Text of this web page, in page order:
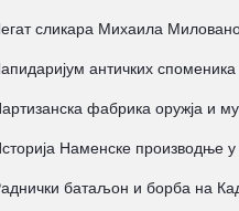
сликара Михаила
античких споменика
фабрика оружја и
Наменске производње
батаљон и борба на